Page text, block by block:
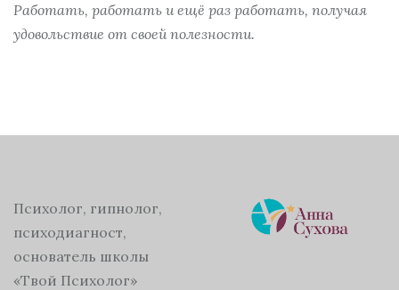
Работать, работать и ещё раз работать, получая
удовольствие от своей полезности.
Психолог, гипнолог,
психодиагност,
основатель школы
«Твой Психолог»